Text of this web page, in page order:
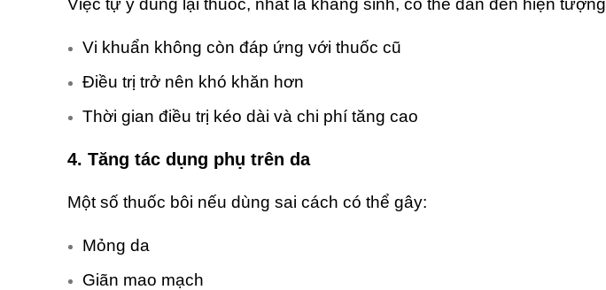
Việc tự ý dùng lại thuốc, nhất là kháng sinh, có thể dẫn đến hiện tượng
Vi khuẩn không còn đáp ứng với thuốc cũ
Điều trị trở nên khó khăn hơn
Thời gian điều trị kéo dài và chi phí tăng cao
4. Tăng tác dụng phụ trên da
Một số thuốc bôi nếu dùng sai cách có thể gây:
Mỏng da
Giãn mao mạch